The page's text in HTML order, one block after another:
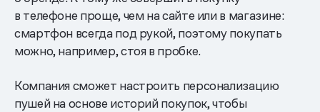
в телефоне проще, чем на сайте или в магазине:
смартфон всегда под рукой, поэтому покупать
можно, например, стоя в пробке.
Компания сможет настроить персонализацию
пушей на основе историй покупок, чтобы